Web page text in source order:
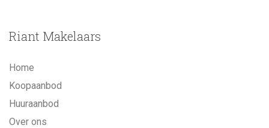
Riant Makelaars
Home
Koopaanbod
Huuraanbod
Over ons